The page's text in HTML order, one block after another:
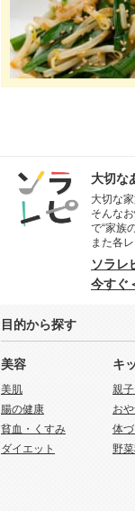
大切な
大切な
そんな
で“家族
また各
ソラ
今すぐ
目的から探す
美容
美肌
腸の健康
貧血・くすみ
ダイエット
キ
親
お
体づ
野